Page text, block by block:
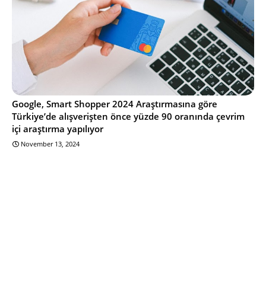
Google, Smart Shopper 2024 Araştırmasına göre
Türkiye’de alışverişten önce yüzde 90 oranında çevrim
içi araştırma yapılıyor
November 13, 2024